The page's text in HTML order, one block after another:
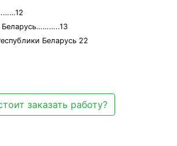
Беларусь………..13
Беларусь 22
заказать работу?